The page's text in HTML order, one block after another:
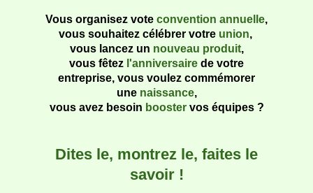
Vous organisez vote convention annuelle,
vous souhaitez célébrer votre union,
vous lancez un nouveau produit,
vous fêtez l'anniversaire de votre
entreprise, vous voulez commémorer
unenaissance,
vous avez besoin boostervos équipes ?
Dites le, montrez le, faites le
savoir !